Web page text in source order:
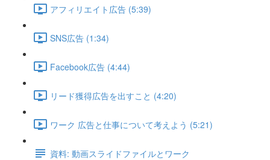
アフィリエイト広告 (5:39)
SNS広告 (1:34)
Facebook広告 (4:44)
リード獲得広告を出すこと (4:20)
ワーク 広告と仕事について考えよう (5:21)
資料: 動画スライドファイルとワーク